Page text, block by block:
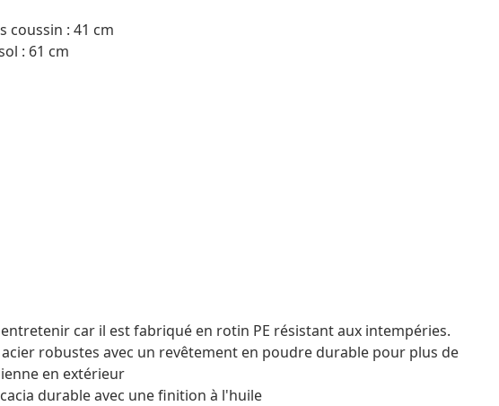
coussin : 41 cm
: 61 cm
car il est fabriqué en rotin PE résistant aux intempéries.
robustes avec un revêtement en poudre durable pour plus de
en extérieur
durable avec une finition à l'huile